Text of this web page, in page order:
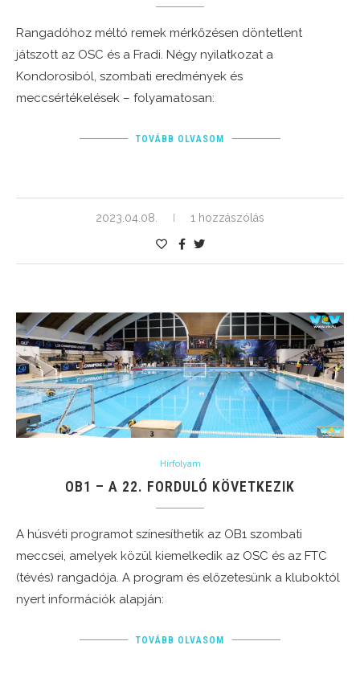
Rangadóhoz méltó remek mérkőzésen döntetlent
játszott az OSC és a Fradi. Négy nyilatkozat a
Kondorosiból, szombati eredmények és
meccsértékelések – folyamatosan:
TOVÁBB OLVASOM
2023.04.08. 1 hozzászólás
Hírfolyam
OB1 – A 22. FORDULÓ KÖVETKEZIK
A húsvéti programot színesíthetik az OB1 szombati
meccsei, amelyek közül kiemelkedik az OSC és az FTC
(tévés) rangadója. A program és előzetesünk a kluboktól
nyert információk alapján:
TOVÁBB OLVASOM